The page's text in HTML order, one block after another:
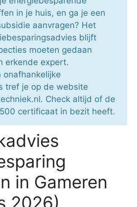
in je huis, en ga je een
aanvragen? Het
blijft
moeten gedaan
erkende expert.
onafhankelijke
tref je op de website
Check altijd of de
certificaat in bezit heeft.
in Gameren
2026)